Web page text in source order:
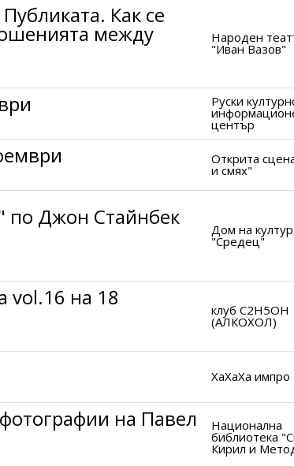
Как се
между Народен
"Иван Вазов"
Руски
център
Открита
и смях"
по Джон Стайнбек Дом на
"Средец"
vol.16 на 18 клуб C2H5OH
(АЛКОХОЛ)
ХаХаХа импро
на Павел Национална
библиотека
Кирил и